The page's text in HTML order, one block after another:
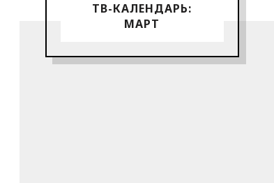
ТВ-КАЛЕНДАРЬ:
МАРТ